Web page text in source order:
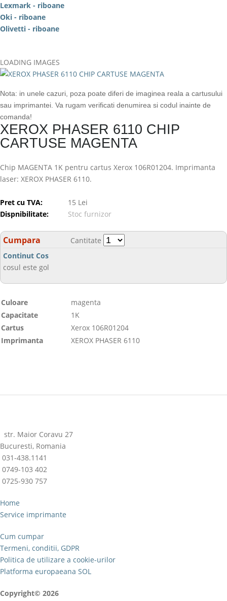
Lexmark - riboane
Oki - riboane
Olivetti - riboane
LOADING IMAGES
Nota: in unele cazuri, poza poate diferi de imaginea reala a cartusului
sau imprimantei. Va rugam verificati denumirea si codul inainte de
comanda!
XEROX PHASER 6110 CHIP
CARTUSE MAGENTA
Chip MAGENTA 1K pentru cartus Xerox 106R01204. Imprimanta
laser: XEROX PHASER 6110.
Pret cu TVA:
15 Lei
Dispnibilitate:
Stoc furnizor
Cumpara
Cantitate
Continut Cos
cosul este gol
Culoare
magenta
Capacitate
1K
Cartus
Xerox 106R01204
Imprimanta
XEROX PHASER 6110
str. Maior Coravu 27
Bucuresti, Romania
031-438.1141
0749-103 402
0725-930 757
Home
Service imprimante
Cum cumpar
Termeni, conditii, GDPR
Politica de utilizare a cookie-urilor
Platforma europaeana SOL
Copyright© 2026